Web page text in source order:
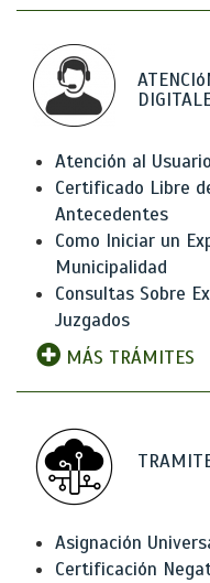
Atención al
Certificado Libre
Antecedentes
Como Iniciar un
Municipalidad
Consultas Sobre
Juzgados
MÁS TRÁMITES
Asignación
Certificación